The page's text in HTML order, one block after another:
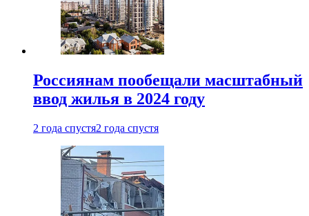
Россиянам пообещали масштабный
ввод жилья в 2024 году
2 года спустя2 года спустя